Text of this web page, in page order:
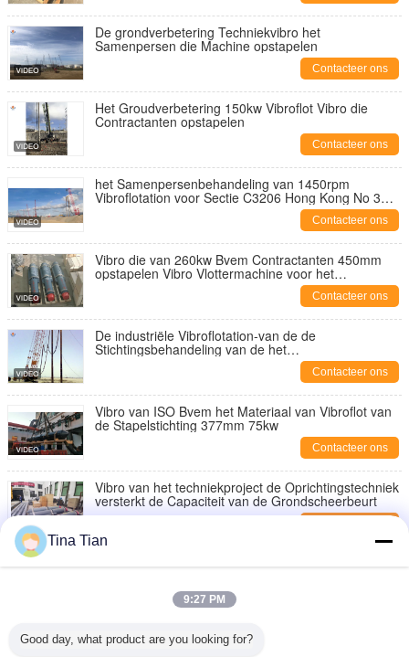
De grondverbetering Techniekvibro het
Samenpersen die Machine opstapelen
Contacteer ons
Het Groudverbetering 150kw Vibroflot Vibro die
Contractanten opstapelen
Contacteer ons
het Samenpersenbehandeling van 1450rpm
Vibroflotation voor Sectie C3206 Hong Kong No 3
Contacteer ons
Vibro die van 260kw Bvem Contractanten 450mm
opstapelen Vibro Vlottermachine voor het
Contacteer ons
De industriële Vibroflotation-van de de
Stichtingsbehandeling van de het
Samenpersenmachine Bouw VibroflotContacteer ons
Vibro van ISO Bvem het Materiaal van Vibroflot van
de Stapelstichting 377mm 75kw
Contacteer ons
Vibro van het techniekproject de Oprichtingstechniek
versterkt de Capaciteit van de Grondscheerbeurt
BJV180E-377 motorvibro de Drijfmachine van de
het Elektrovibroflot Materiaal van 1450rpm 130kw
Tina Tian
9:27 PM
Good day, what product are you looking for?